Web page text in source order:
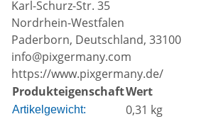
Karl-Schurz-Str. 35
Nordrhein-Westfalen
Paderborn, Deutschland, 33100
info@pixgermany.com
https://www.pixgermany.de/
ProdukteigenschaftWert
Artikelgewicht: 0,31 kg